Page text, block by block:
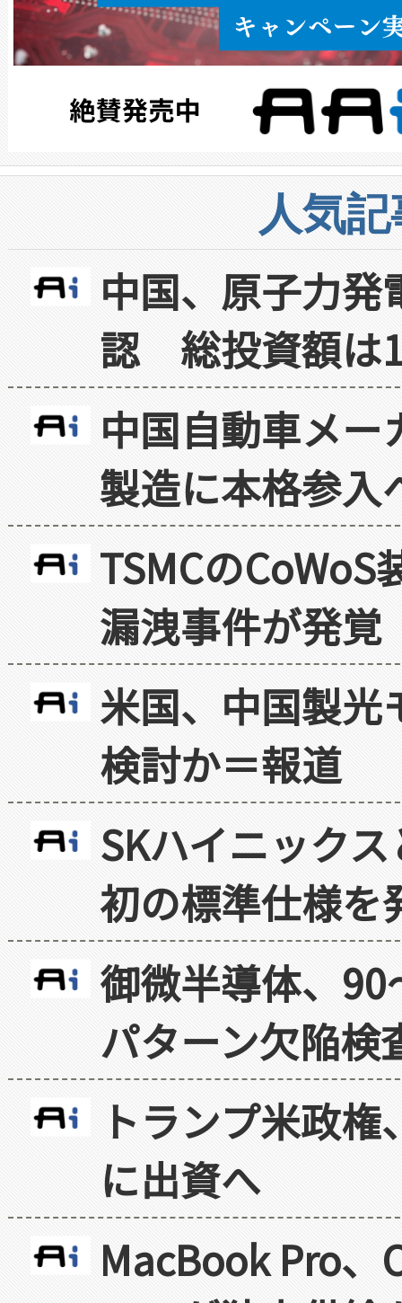
人気
中国、原子力
認 総投資額は
中国自動車メ
製造に本格参入
TSMCの
漏洩事件が発覚
米国、中国製光
検討か＝報道
SKハイニック
初の標準仕様を
御微半導体、
パターン欠陥検
トランプ米政
に出資へ
MacBook Pro